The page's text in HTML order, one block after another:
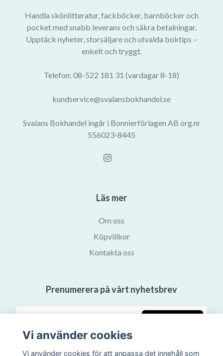
Handla skönlitteratur, fackböcker, barnböcker och
pocket med snabb leverans och säkra betalningar.
Upptäck nyheter, storsäljare och utvalda boktips –
enkelt och tryggt.
Telefon: 08-522 181 31 (vardagar 8-18)
kundservice@svalansbokhandel.se
Svalans Bokhandel ingår i Bonnierförlagen AB org.nr
556023-8445
Läs mer
Om oss
Köpvillkor
Kontakta oss
Prenumerera på vårt nyhetsbrev
Vi använder cookies
Vi använder cookies för att anpassa det innehåll som